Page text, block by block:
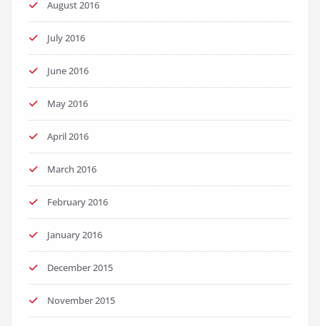
August 2016
July 2016
June 2016
May 2016
April 2016
March 2016
February 2016
January 2016
December 2015
November 2015